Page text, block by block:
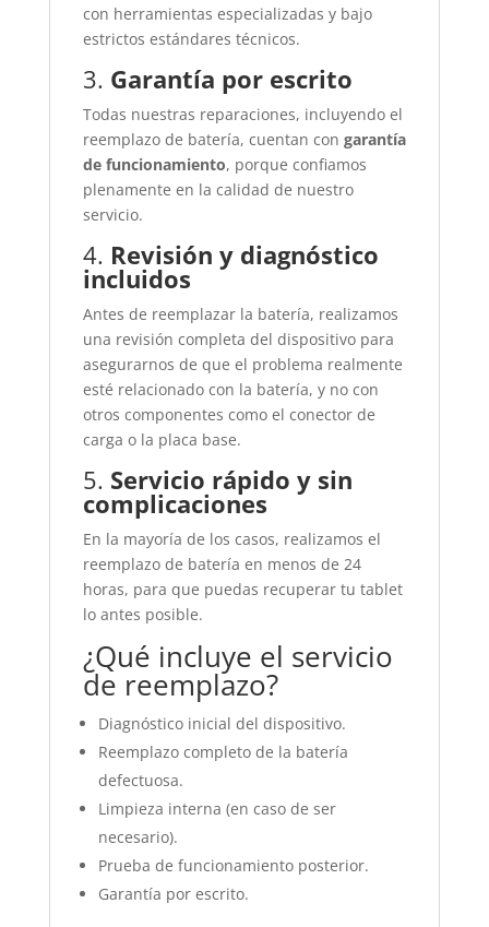
con herramientas especializadas y bajo
estrictos estándares técnicos.
3. Garantía por escrito
Todas nuestras reparaciones, incluyendo el
reemplazo de batería, cuentan con garantía
de funcionamiento, porque confiamos
plenamente en la calidad de nuestro
servicio.
4. Revisión y diagnóstico
incluidos
Antes de reemplazar la batería, realizamos
una revisión completa del dispositivo para
asegurarnos de que el problema realmente
esté relacionado con la batería, y no con
otros componentes como el conector de
carga o la placa base.
5. Servicio rápido y sin
complicaciones
En la mayoría de los casos, realizamos el
reemplazo de batería en menos de 24
horas, para que puedas recuperar tu tablet
lo antes posible.
¿Qué incluye el servicio
de reemplazo?
Diagnóstico inicial del dispositivo.
Reemplazo completo de la batería
defectuosa.
Limpieza interna (en caso de ser
necesario).
Prueba de funcionamiento posterior.
Garantía por escrito.